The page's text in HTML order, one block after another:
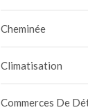
Cheminée
Climatisation
Commerces De